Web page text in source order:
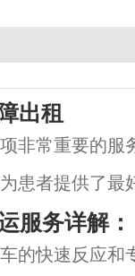
出租
非常重要的服
患者提供了最
救护车也是一
供很多的好处
服务详解：
的快速反应和